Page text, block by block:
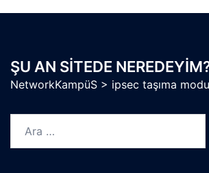
ŞU AN SITEDE
NetworkKampüS > ipsec taşıma